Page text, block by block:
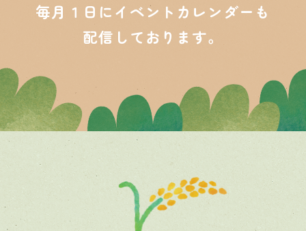
毎月１日にイベントカレンダーも
配信しております。